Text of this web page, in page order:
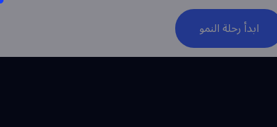
ابدأ رحلة النمو